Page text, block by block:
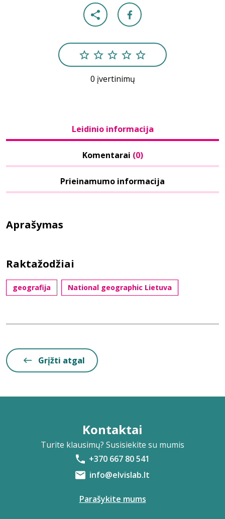
0 įvertinimų
Leidinio informacija
Komentarai (0)
Prieinamumo informacija
Aprašymas
Raktažodžiai
geografija National geographic Lietuva
Grįžti atgal
Kontaktai
Turite klausimų? Susisiekite su mumis
+370 667 80 541
info@elvislab.lt
Parašykite mums